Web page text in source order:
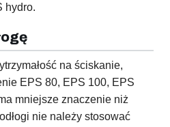
hydro.
na ściskanie,
EPS 80, EPS 100, EPS
mniejsze znaczenie niż
nie należy stosować